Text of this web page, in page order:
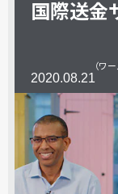
国際送金
2020.08.21
（ワ